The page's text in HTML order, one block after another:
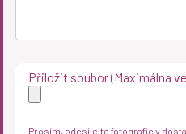
Přiložit soubor (Maximálna
Prosím, odesílejte fotografie v